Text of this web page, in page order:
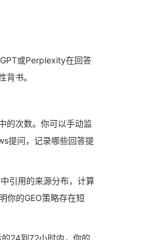
或Perplexity在回答
书。
的次数。你可以手动监
提问，记录哪些回答提
引用的来源分布，计算
你的GEO策略存在短